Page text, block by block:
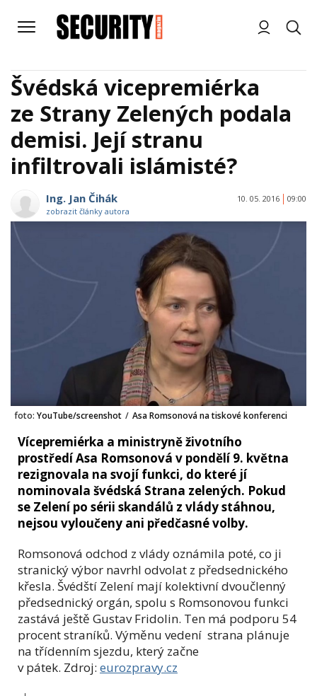
Švédská vicepremiérka
ze Strany Zelených podala
demisi. Její stranu
infiltrovali islámisté?
Ing. Jan Čihák
zobrazit články autora
10. 05. 2016 09:00
foto: YouTube/screenshot / Asa Romsonová na tiskové konferenci
Vícepremiérka a ministryně životního
prostředí Asa Romsonová v pondělí 9. května
rezignovala na svojí funkci, do které jí
nominovala švédská Strana zelených. Pokud
se Zelení po sérii skandálů z vlády stáhnou,
nejsou vyloučeny ani předčasné volby.
Romsonová odchod z vlády oznámila poté, co ji
stranický výbor navrhl odvolat z předsednického
křesla. Švédští Zelení mají kolektivní dvoučlenný
předsednický orgán, spolu s Romsonovou funkci
zastává ještě Gustav Fridolin. Ten má podporu 54
procent straníků. Výměnu vedení strana plánuje
na třídenním sjezdu, který začne
v pátek. Zdroj: eurozpravy.cz